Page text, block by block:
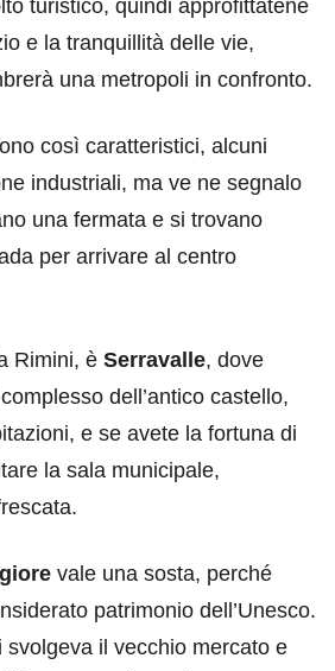
turistico, quindi approfittatene
e la tranquillità delle vie,
una metropoli in confronto.
così caratteristici, alcuni
industriali, ma ve ne segnalo
una fermata e si trovano
per arrivare al centro
Rimini, è Serravalle, dove
dell’antico castello,
e se avete la fortuna di
la sala municipale,
vale una sosta, perché
patrimonio dell’Unesco.
svolgeva il vecchio mercato e